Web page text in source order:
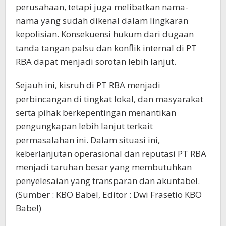
perusahaan, tetapi juga melibatkan nama-
nama yang sudah dikenal dalam lingkaran
kepolisian. Konsekuensi hukum dari dugaan
tanda tangan palsu dan konflik internal di PT
RBA dapat menjadi sorotan lebih lanjut.
Sejauh ini, kisruh di PT RBA menjadi
perbincangan di tingkat lokal, dan masyarakat
serta pihak berkepentingan menantikan
pengungkapan lebih lanjut terkait
permasalahan ini. Dalam situasi ini,
keberlanjutan operasional dan reputasi PT RBA
menjadi taruhan besar yang membutuhkan
penyelesaian yang transparan dan akuntabel.
(Sumber : KBO Babel, Editor : Dwi Frasetio KBO
Babel)